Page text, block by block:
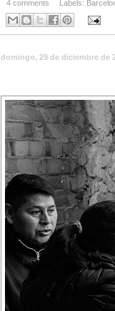
4 comments Labels:
domingo, 29 de diciembre de